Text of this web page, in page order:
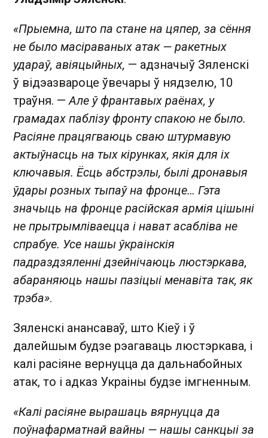
«Прыемна, што па стане на цяпер, за сёння
не было масіраваных атак — ракетных
удараў, авіяцыйных, — адзначыў Зяленскі
ў відэазвароце ўвечары ў нядзелю, 10
траўня. — Але ў франтавых раёнах, у
грамадах паблізу фронту спакою не было.
Расіяне працягваюць сваю штурмавую
актыўнасць на тых кірунках, якія для іх
ключавыя. Ёсць абстрэлы, былі дронавыя
ўдары розных тыпаў на фронце… Гэта
значыць на фронце расійская армія цішыні
не прытрымліваецца і нават асабліва не
спрабуе. Усе нашы ўкраінскія
падраздзяленні дзейнічаюць люстэркава,
абараняюць нашы пазіцыі менавіта так, як
трэба».
Зяленскі анансаваў, што Кіеў і ў
далейшым будзе рэагаваць люстэркава, і
калі расіяне вернуцца да дальнабойных
атак, то і адказ Украіны будзе імгненным.
«Калі расіяне вырашаць вярнуцца да
поўнафарматнай вайны — нашы санкцыі за